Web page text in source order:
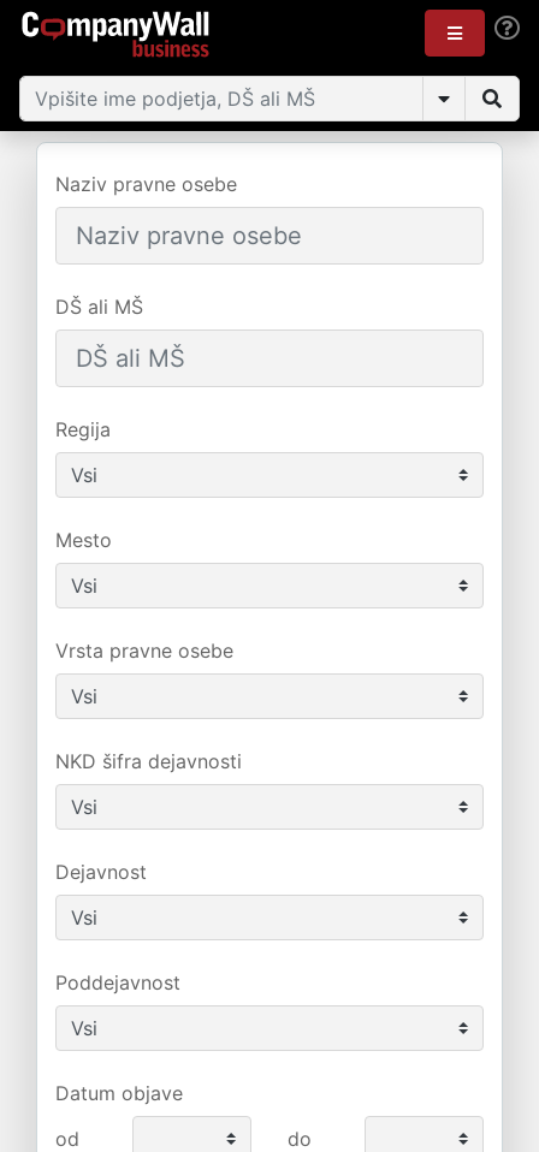
Naziv pravne osebe
DŠ ali MŠ
Regija
Mesto
Vrsta pravne osebe
NKD šifra dejavnosti
Dejavnost
Poddejavnost
Datum objave
od
do